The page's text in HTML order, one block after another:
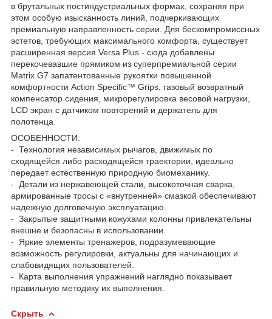
в брутальных постиндустриальных формах, сохраняя при
этом особую изысканность линий, подчеркивающих
премиальную направленность серии. Для бескомпромиссных
эстетов, требующих максимального комфорта, существует
расширенная версия Versa Plus - сюда добавлены
перекочевавшие прямиком из суперпремиальной серии
Matrix G7 запатентованные рукоятки повышенной
комфортности Action Specific™ Grips, газовый возвратный
компенсатор сидения, микрорегулировка весовой нагрузки,
LCD экран с датчиком повторений и держатель для
полотенца.
ОСОБЕННОСТИ:
- Технология независимых рычагов, движимых по
сходящейся либо расходящейся траектории, идеально
передает естественную природную биомеханику.
- Детали из нержавеющей стали, высокоточная сварка,
армированные тросы с «внутренней» смазкой обеспечивают
надежную долговечную эксплуатацию.
- Закрытые защитными кожухами колонны привлекательны
внешне и безопасны в использовании.
- Яркие элементы тренажеров, подразумевающие
возможность регулировки, актуальны для начинающих и
слабовидящих пользователей.
- Карта выполнения упражнений наглядно показывает
правильную методику их выполнения.
Скрыть